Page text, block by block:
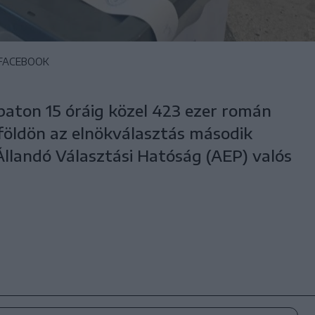
15 óráig közel 423 ezer román
az elnökválasztás második
Választási Hatóság (AEP) valós